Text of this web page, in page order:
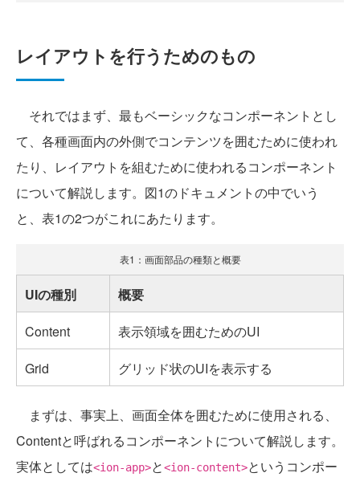
レイアウトを行うためのもの
それではまず、最もベーシックなコンポーネントとし
て、各種画面内の外側でコンテンツを囲むために使われ
たり、レイアウトを組むために使われるコンポーネント
について解説します。図1のドキュメントの中でいう
と、表1の2つがこれにあたります。
表1：画面部品の種類と概要
UIの種別
概要
Content
表示領域を囲むためのUI
Grid
グリッド状のUIを表示する
まずは、事実上、画面全体を囲むために使用される、
Contentと呼ばれるコンポーネントについて解説します。
実体としては<ion-app>と<ion-content>というコンポー